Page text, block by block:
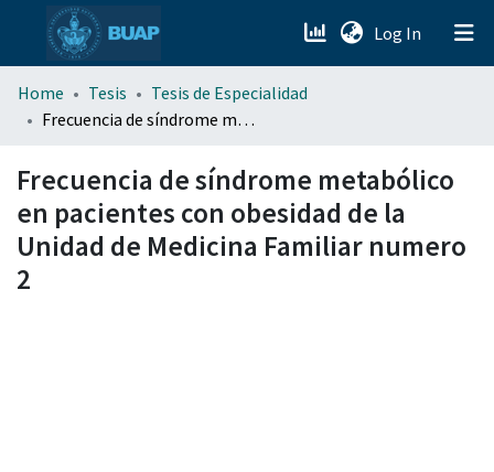
Log In (current)
menu.section.about_menu
Home Tesis
Tesis de Especialidad
Frecuencia de síndrome metabólico en pacientes con obesidad de la Unidad de Medicina Familiar numero 2
Frecuencia de síndrome metabólico
en pacientes con obesidad de la
Unidad de Medicina Familiar numero
2